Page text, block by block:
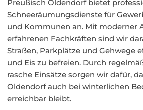
Preußisch Oldendorf bietet
Schneeräumungsdienste für
und Kommunen an. Mit moderner
erfahrenen Fachkräften sind wir
Straßen, Parkplätze und Gehwege
und Eis zu befreien. Durch
rasche Einsätze sorgen wir dafür,
Oldendorf auch bei winterlichen
erreichbar bleibt.